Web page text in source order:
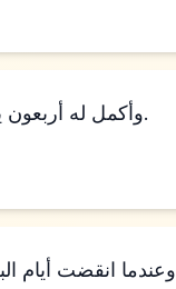
وأكمل له أربعون يومًا، لأن هذه هي الأيام التي تكتمل فيها التحنيط. وبكى عليه المصريون سبعين يومًا.
وعندما انقضت أيام